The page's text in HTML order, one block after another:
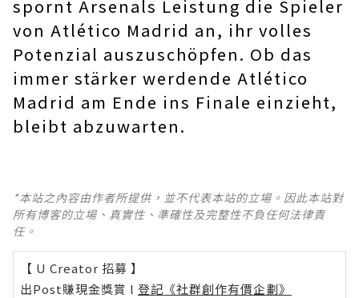
spornt Arsenals Leistung die Spieler
von Atlético Madrid an, ihr volles
Potenzial auszuschöpfen. Ob das
immer stärker werdende Atlético
Madrid am Ende ins Finale einzieht,
bleibt abzuwarten.
*本站之內容由作者所提供，並不代表本站的立場。因此本站對
所有博客的立場、真實性、準確性及完整性不負任何法律責
任。
【 U Creator 招募 】
出Post賺現金獎賞 l 登記《社群創作有價企劃》